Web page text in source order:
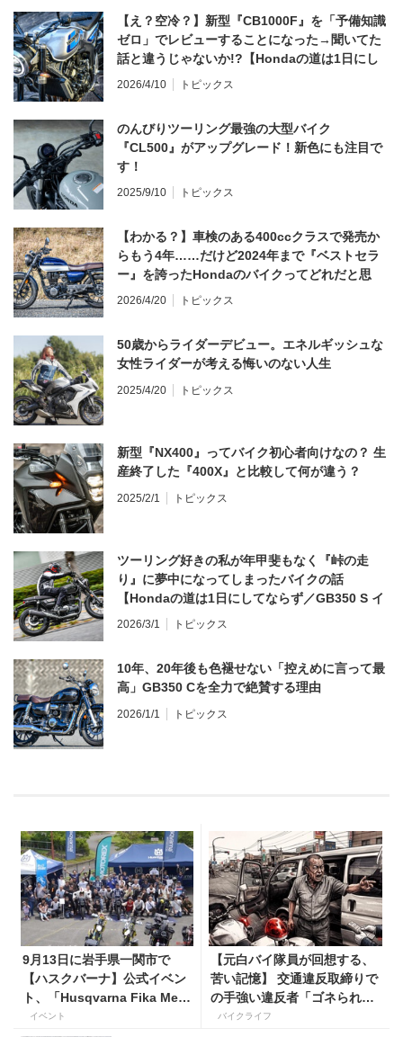
【え？空冷？】新型『CB1000F』を「予備知識
ゼロ」でレビューすることになった→聞いてた
話と違うじゃないか!?【Hondaの道は1日にし
てならず／CB1000F ①第一印象 編】
2026/4/10 トピックス
のんびりツーリング最強の大型バイク
『CL500』がアップグレード！新色にも注目で
す！
2025/9/10 トピックス
【わかる？】車検のある400ccクラスで発売か
らもう4年……だけど2024年まで『ベストセラ
ー』を誇ったHondaのバイクってどれだと思
う？
2026/4/20 トピックス
50歳からライダーデビュー。エネルギッシュな
女性ライダーが考える悔いのない人生
2025/4/20 トピックス
新型『NX400』ってバイク初心者向けなの？ 生
産終了した『400X』と比較して何が違う？
2025/2/1 トピックス
ツーリング好きの私が年甲斐もなく『峠の走
り』に夢中になってしまったバイクの話
【Hondaの道は1日にしてならず／GB350 S イ
ンプレ・レビュー 前編】
2026/3/1 トピックス
10年、20年後も色褪せない「控えめに言って最
高」GB350 Cを全力で絶賛する理由
2026/1/1 トピックス
9月13日に岩手県一関市で
【ハスクバーナ】公式イベン
ト、「Husqvarna Fika Meet
in 一関」を開催
イベント
【元白バイ隊員が回想する、
苦い記憶】 交通違反取締りで
の手強い違反者「ゴネられス
トーリー」
バイクライフ